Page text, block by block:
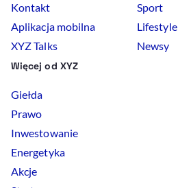
Kontakt
Aplikacja mobilna
XYZ Talks
Sport
Lifestyle
Newsy
Więcej od XYZ
Giełda
Prawo
Inwestowanie
Energetyka
Akcje